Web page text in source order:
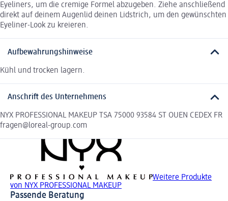
Eyeliners, um die cremige Formel abzugeben. Ziehe anschließend
direkt auf deinem Augenlid deinen Lidstrich, um den gewünschten
Eyeliner-Look zu kreieren.
Aufbewahrungshinweise
Kühl und trocken lagern.
Anschrift des Unternehmens
NYX PROFESSIONAL MAKEUP TSA 75000 93584 ST OUEN CEDEX FR
fragen@loreal-group.com
Weitere Produkte
von NYX PROFESSIONAL MAKEUP
Passende Beratung